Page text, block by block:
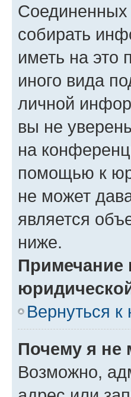
Соединенных
собирать
иметь на это
иного вида
личной
вы не
на
помощью к
не может
является
ниже.
Примечание
Вернуться к
Почему я не
Возможно,